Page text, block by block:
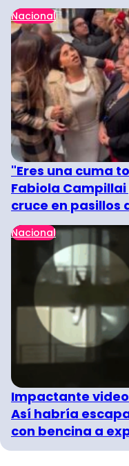
Nacional
"Eres una cuma
Fabiola
cruce en pasillos
Nacional
Impactante
Así habría
con bencina a